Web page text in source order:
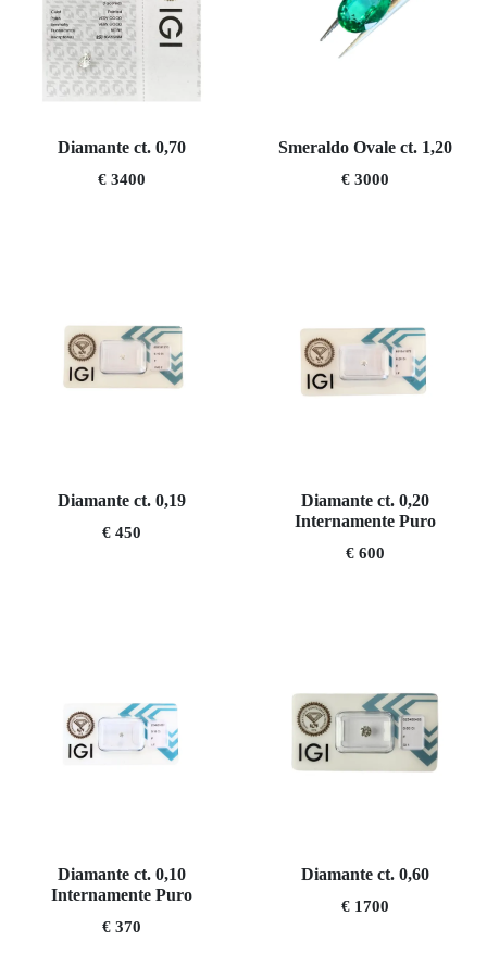
Diamante ct. 0,70
€ 3400
Smeraldo Ovale ct. 1,20
€ 3000
Diamante ct. 0,19
€ 450
Diamante ct. 0,20
Internamente Puro
€ 600
Diamante ct. 0,10
Internamente Puro
€ 370
Diamante ct. 0,60
€ 1700